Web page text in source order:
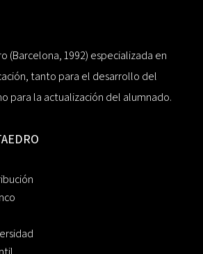
(Barcelona, 1992) especializada en
tanto para el desarrollo del
para la actualización del alumnado.